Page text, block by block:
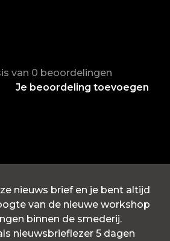
van 0 beoordelingen
Je beoordeling toevoegen
nieuws brief en je bent altijd
van de nieuwe workshop
binnen de smederij.
nieuwsbrieflezer 5 dagen